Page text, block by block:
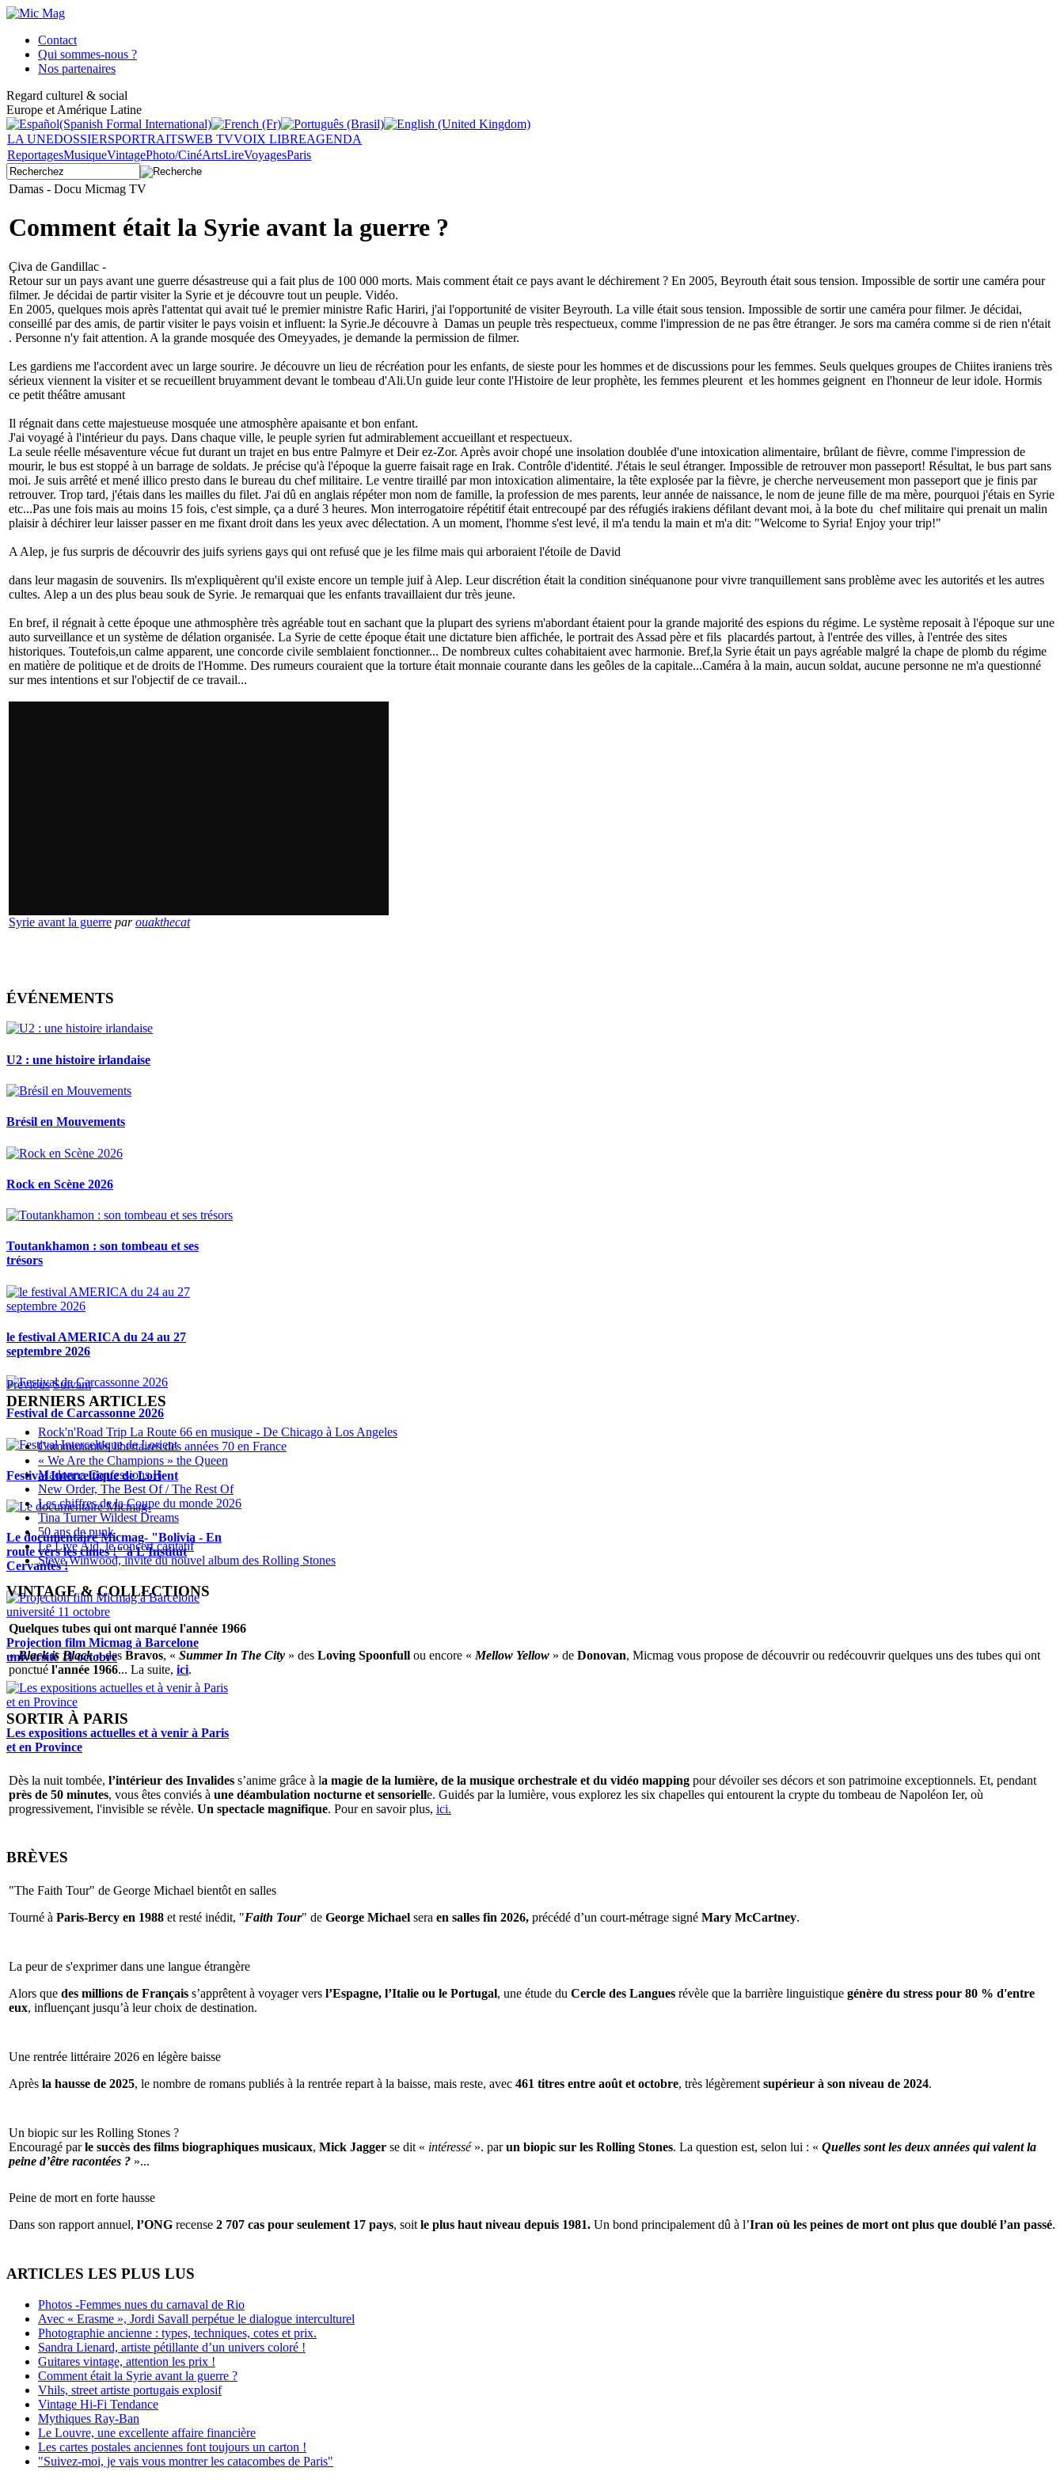
Contact
Qui sommes-nous ?
Nos partenaires
Regard culturel & social
Europe et Amérique Latine
LA UNEDOSSIERSPORTRAITSWEB TVVOIX LIBREAGENDA
ReportagesMusiqueVintagePhoto/CinéArtsLireVoyagesParis
Damas - Docu Micmag TV
Comment était la Syrie avant la guerre ?
Çiva de Gandillac -
Retour sur un pays avant une guerre désastreuse qui a fait plus de 100 000 morts. Mais comment était ce pays avant le déchirement ? En 2005, Beyrouth était sous tension. Impossible de sortir une caméra pour
filmer. Je décidai de partir visiter la Syrie et je découvre tout un peuple. Vidéo.
En 2005, quelques mois après l'attentat qui avait tué le premier ministre Rafic Hariri, j'ai l'opportunité de visiter Beyrouth. La ville était sous tension. Impossible de sortir une caméra pour filmer. Je décidai,
conseillé par des amis, de partir visiter le pays voisin et influent: la Syrie.Je découvre à Damas un peuple très respectueux, comme l'impression de ne pas être étranger. Je sors ma caméra comme si de rien n'était
. Personne n'y fait attention. A la grande mosquée des Omeyyades, je demande la permission de filmer.
Les gardiens me l'accordent avec un large sourire. Je découvre un lieu de récréation pour les enfants, de sieste pour les hommes et de discussions pour les femmes. Seuls quelques groupes de Chiites iraniens très
sérieux viennent la visiter et se recueillent bruyamment devant le tombeau d'Ali.Un guide leur conte l'Histoire de leur prophète, les femmes pleurent et les hommes geignent en l'honneur de leur idole. Hormis
ce petit théâtre amusant
Il régnait dans cette majestueuse mosquée une atmosphère apaisante et bon enfant.
J'ai voyagé à l'intérieur du pays. Dans chaque ville, le peuple syrien fut admirablement accueillant et respectueux.
La seule réelle mésaventure vécue fut durant un trajet en bus entre Palmyre et Deir ez-Zor. Après avoir chopé une insolation doublée d'une intoxication alimentaire, brûlant de fièvre, comme l'impression de
mourir, le bus est stoppé à un barrage de soldats. Je précise qu'à l'époque la guerre faisait rage en Irak. Contrôle d'identité. J'étais le seul étranger. Impossible de retrouver mon passeport! Résultat, le bus part sans
moi. Je suis arrêté et mené illico presto dans le bureau du chef militaire. Le ventre tiraillé par mon intoxication alimentaire, la tête explosée par la fièvre, je cherche nerveusement mon passeport que je finis par
retrouver. Trop tard, j'étais dans les mailles du filet. J'ai dû en anglais répéter mon nom de famille, la profession de mes parents, leur année de naissance, le nom de jeune fille de ma mère, pourquoi j'étais en Syrie
etc...Pas une fois mais au moins 15 fois, c'est simple, ça a duré 3 heures. Mon interrogatoire répétitif était entrecoupé par des réfugiés irakiens défilant devant moi, à la bote du chef militaire qui prenait un malin
plaisir à déchirer leur laisser passer en me fixant droit dans les yeux avec délectation. A un moment, l'homme s'est levé, il m'a tendu la main et m'a dit: "Welcome to Syria! Enjoy your trip!"
A Alep, je fus surpris de découvrir des juifs syriens gays qui ont refusé que je les filme mais qui arboraient l'étoile de David
dans leur magasin de souvenirs. Ils m'expliquèrent qu'il existe encore un temple juif à Alep. Leur discrétion était la condition sinéquanone pour vivre tranquillement sans problème avec les autorités et les autres
cultes. Alep a un des plus beau souk de Syrie. Je remarquai que les enfants travaillaient dur très jeune.
En bref, il régnait à cette époque une athmosphère très agréable tout en sachant que la plupart des syriens m'abordant étaient pour la grande majorité des espions du régime. Le système reposait à l'époque sur une
auto surveillance et un système de délation organisée. La Syrie de cette époque était une dictature bien affichée, le portrait des Assad père et fils placardés partout, à l'entrée des villes, à l'entrée des sites
historiques. Toutefois,un calme apparent, une concorde civile semblaient fonctionner... De nombreux cultes cohabitaient avec harmonie. Bref,la Syrie était un pays agréable malgré la chape de plomb du régime
en matière de politique et de droits de l'Homme. Des rumeurs couraient que la torture était monnaie courante dans les geôles de la capitale...Caméra à la main, aucun soldat, aucune personne ne m'a questionné
sur mes intentions et sur l'objectif de ce travail...
Syrie avant la guerre parouakthecat
ÉVÉNEMENTS
U2 : une histoire irlandaise
Brésil en Mouvements
Rock en Scène 2026
Toutankhamon : son tombeau et ses
trésors
le festival AMERICA du 24 au 27
septembre 2026
Festival de Carcassonne 2026
Festival Interceltique de Lorient
Le documentaire Micmag- "Bolivia - En
route vers les cimes !" à L'Institut
Cervantès !
Projection film Micmag à Barcelone
université 11 octobre
Les expositions actuelles et à venir à Paris
et en Province
Previous Suivant
DERNIERS ARTICLES
Rock'n'Road Trip La Route 66 en musique - De Chicago à Los Angeles
Communautés libertaires des années 70 en France
« We Are the Champions » the Queen
Madonna Confessions II
New Order, The Best Of / The Rest Of
Les chiffres de la Coupe du monde 2026
Tina Turner Wildest Dreams
50 ans de punk
Le Live Aid, le concert caritatif
Steve Winwood, invité du nouvel album des Rolling Stones
VINTAGE & COLLECTIONS
Quelques tubes qui ont marqué l'année 1966
«Black is Black» des Bravos, « Summer In The City » des Loving Spoonfull ou encore « Mellow Yellow » de Donovan, Micmag vous propose de découvrir ou redécouvrir quelques uns des tubes qui ont
ponctué l'année 1966... La suite, ici.
SORTIR À PARIS
Dès la nuit tombée, l’intérieur des Invalides s’anime grâce à la magie de la lumière, de la musique orchestrale et du vidéo mapping pour dévoiler ses décors et son patrimoine exceptionnels. Et, pendant
près de 50 minutes, vous êtes conviés à une déambulation nocturne et sensorielle. Guidés par la lumière, vous explorez les six chapelles qui entourent la crypte du tombeau de Napoléon Ier, où
progressivement, l'invisible se révèle. Un spectacle magnifique. Pour en savoir plus, ici.
BRÈVES
"The Faith Tour" de George Michael bientôt en salles
Tourné à Paris-Bercy en 1988 et resté inédit, "Faith Tour" de George Michael sera en salles fin 2026, précédé d’un court-métrage signé Mary McCartney.
La peur de s'exprimer dans une langue étrangère
Alors que des millions de Français s’apprêtent à voyager vers l’Espagne, l’Italie ou le Portugal, une étude du Cercle des Langues révèle que la barrière linguistique génère du stress pour 80 % d'entre
eux, influençant jusqu’à leur choix de destination.
Une rentrée littéraire 2026 en légère baisse
Après la hausse de 2025, le nombre de romans publiés à la rentrée repart à la baisse, mais reste, avec 461 titres entre août et octobre, très légèrement supérieur à son niveau de 2024.
Un biopic sur les Rolling Stones ?
Encouragé parle succès des films biographiques musicaux, Mick Jagger se dit « intéressé ». parun biopic sur les Rolling Stones. La question est, selon lui : « Quelles sont les deux années qui valent la
peine d’être racontées ? »...
Peine de mort en forte hausse
Dans son rapport annuel, l’ONG recense 2 707 cas pour seulement 17 pays, soit le plus haut niveau depuis 1981. Un bond principalement dû à l’Iran où les peines de mort ont plus que doublé l’an passé.
ARTICLES LES PLUS LUS
Photos -Femmes nues du carnaval de Rio
Avec « Erasme », Jordi Savall perpétue le dialogue interculturel
Photographie ancienne : types, techniques, cotes et prix.
Sandra Lienard, artiste pétillante d’un univers coloré !
Guitares vintage, attention les prix !
Comment était la Syrie avant la guerre ?
Vhils, street artiste portugais explosif
Vintage Hi-Fi Tendance
Mythiques Ray-Ban
Le Louvre, une excellente affaire financière
Les cartes postales anciennes font toujours un carton !
"Suivez-moi, je vais vous montrer les catacombes de Paris"